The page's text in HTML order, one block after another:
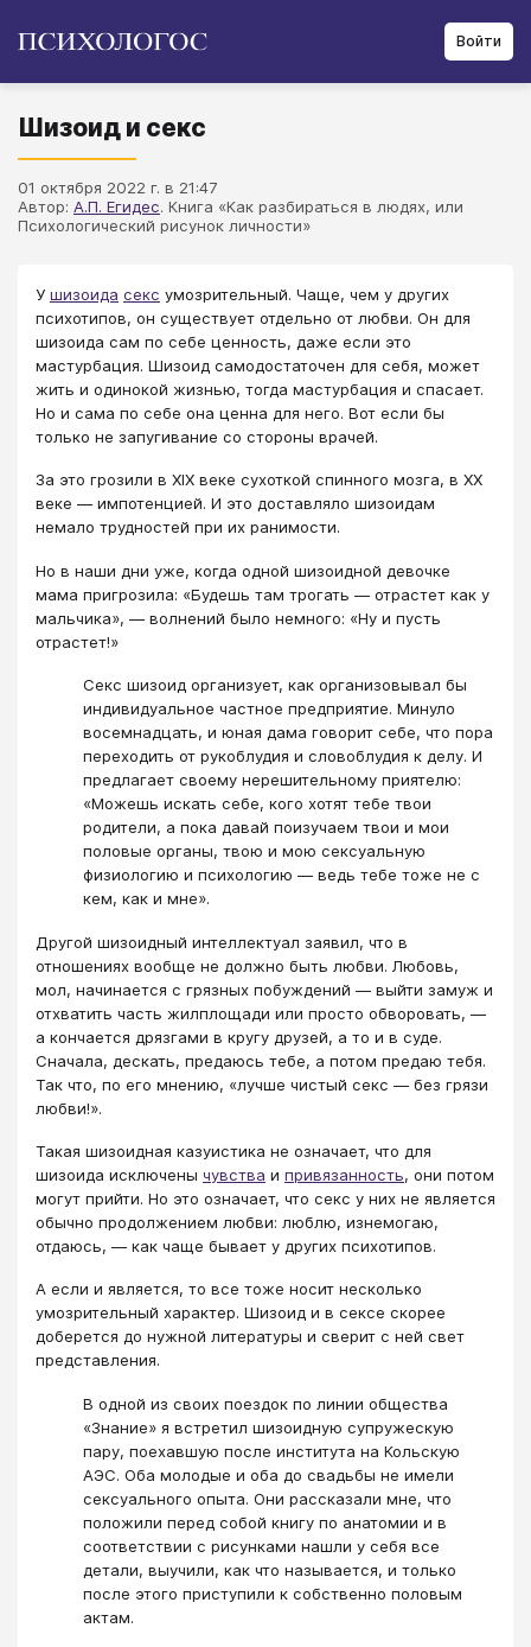
Войти
Шизоид и секс
01 октября 2022 г. в 21:47
Автор: А.П. Егидес. Книга «Как разбираться в людях, или
Психологический рисунок личности»
У шизоида секс умозрительный. Чаще, чем у других
психотипов, он существует отдельно от любви. Он для
шизоида сам по себе ценность, даже если это
мастурбация. Шизоид самодостаточен для себя, может
жить и одинокой жизнью, тогда мастурбация и спасает.
Но и сама по себе она ценна для него. Вот если бы
только не запугивание со стороны врачей.
За это грозили в XIX веке сухоткой спинного мозга, в XX
веке — импотенцией. И это доставляло шизоидам
немало трудностей при их ранимости.
Но в наши дни уже, когда одной шизоидной девочке
мама пригрозила: «Будешь там трогать — отрастет как у
мальчика», — волнений было немного: «Ну и пусть
отрастет!»
Секс шизоид организует, как организовывал бы
индивидуальное частное предприятие. Минуло
восемнадцать, и юная дама говорит себе, что пора
переходить от рукоблудия и словоблудия к делу. И
предлагает своему нерешительному приятелю:
«Можешь искать себе, кого хотят тебе твои
родители, а пока давай поизучаем твои и мои
половые органы, твою и мою сексуальную
физиологию и психологию — ведь тебе тоже не с
кем, как и мне».
Другой шизоидный интеллектуал заявил, что в
отношениях вообще не должно быть любви. Любовь,
мол, начинается с грязных побуждений — выйти замуж и
отхватить часть жилплощади или просто обворовать, —
а кончается дрязгами в кругу друзей, а то и в суде.
Сначала, дескать, предаюсь тебе, а потом предаю тебя.
Так что, по его мнению, «лучше чистый секс — без грязи
любви!».
Такая шизоидная казуистика не означает, что для
шизоида исключены чувства и привязанность, они потом
могут прийти. Но это означает, что секс у них не является
обычно продолжением любви: люблю, изнемогаю,
отдаюсь, — как чаще бывает у других психотипов.
А если и является, то все тоже носит несколько
умозрительный характер. Шизоид и в сексе скорее
доберется до нужной литературы и сверит с ней свет
представления.
В одной из своих поездок по линии общества
«Знание» я встретил шизоидную супружескую
пару, поехавшую после института на Кольскую
АЭС. Оба молодые и оба до свадьбы не имели
сексуального опыта. Они рассказали мне, что
положили перед собой книгу по анатомии и в
соответствии с рисунками нашли у себя все
детали, выучили, как что называется, и только
после этого приступили к собственно половым
актам.